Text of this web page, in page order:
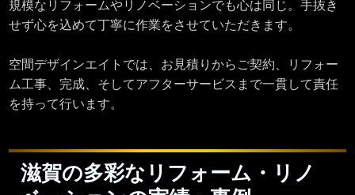
規模なリフォームやリノベーションでも心は同じ。手抜き
せず心を込めて丁寧に作業をさせていただきます。
空間デザインエイトでは、お見積りからご契約、リフォー
ム工事、完成、そしてアフターサービスまで一貫して責任
を持って行います。
滋賀の多彩なリフォーム・リノ